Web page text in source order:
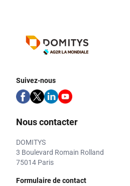
Suivez-nous
Nous contacter
DOMITYS
3 Boulevard Romain Rolland
75014 Paris
Formulaire de contact